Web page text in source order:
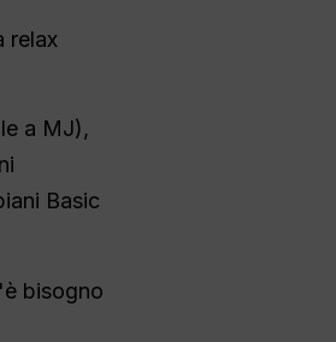
relax
a MJ),
Basic
bisogno